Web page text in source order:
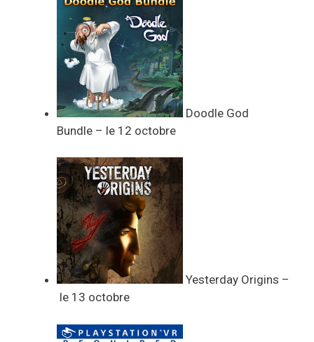
Doodle God
Bundle – le 12 octobre
Yesterday Origins –
le 13 octobre